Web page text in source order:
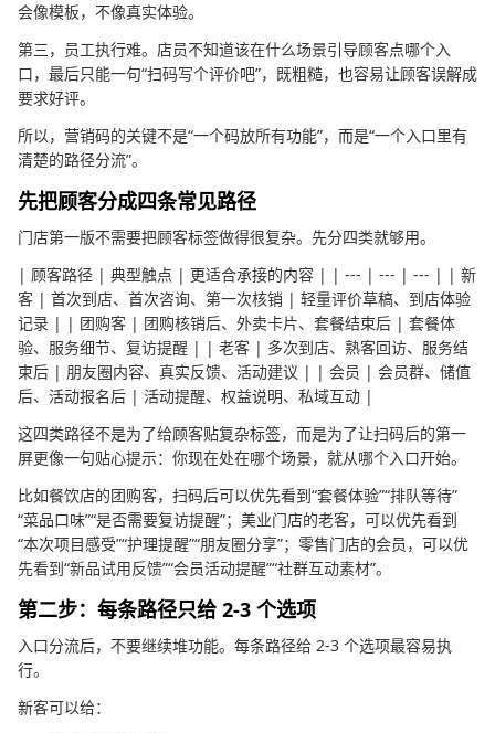
会像模板，不像真实体验。
第三，员工执行难。店员不知道该在什么场景引导顾客点哪个入
口，最后只能一句“扫码写个评价吧”，既粗糙，也容易让顾客误解成
要求好评。
所以，营销码的关键不是“一个码放所有功能”，而是“一个入口里有
清楚的路径分流”。
先把顾客分成四条常见路径
门店第一版不需要把顾客标签做得很复杂。先分四类就够用。
| 顾客路径 | 典型触点 | 更适合承接的内容 | | --- | --- | --- | | 新
客 | 首次到店、首次咨询、第一次核销 | 轻量评价草稿、到店体验
记录 | | 团购客 | 团购核销后、外卖卡片、套餐结束后 | 套餐体
验、服务细节、复访提醒 | | 老客 | 多次到店、熟客回访、服务结
束后 | 朋友圈内容、真实反馈、活动建议 | | 会员 | 会员群、储值
后、活动报名后 | 活动提醒、权益说明、私域互动 |
这四类路径不是为了给顾客贴复杂标签，而是为了让扫码后的第一
屏更像一句贴心提示：你现在处在哪个场景，就从哪个入口开始。
比如餐饮店的团购客，扫码后可以优先看到“套餐体验”“排队等待”
“菜品口味”“是否需要复访提醒”；美业门店的老客，可以优先看到
“本次项目感受”“护理提醒”“朋友圈分享”；零售门店的会员，可以优
先看到“新品试用反馈”“会员活动提醒”“社群互动素材”。
第二步：每条路径只给 2-3 个选项
入口分流后，不要继续堆功能。每条路径给 2-3 个选项最容易执
行。
新客可以给：